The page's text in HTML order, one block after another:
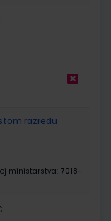
razredu
ministarstva: 7018-